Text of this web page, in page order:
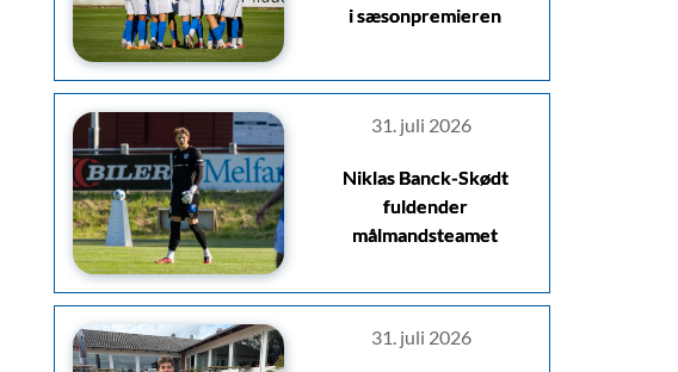
i sæsonpremieren
31. juli 2026
Niklas Banck-Skødt
fuldender
målmandsteamet
31. juli 2026